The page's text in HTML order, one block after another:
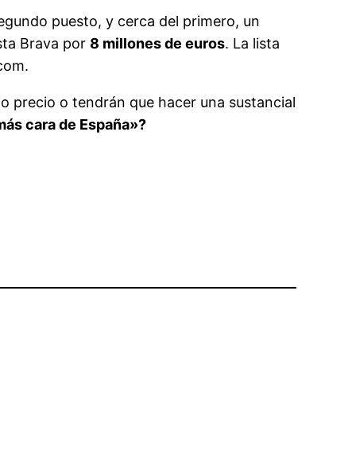
puesto, y cerca del primero, un
Brava por 8 millones de euros. La lista
precio o tendrán que hacer una sustancial
cara de España»?